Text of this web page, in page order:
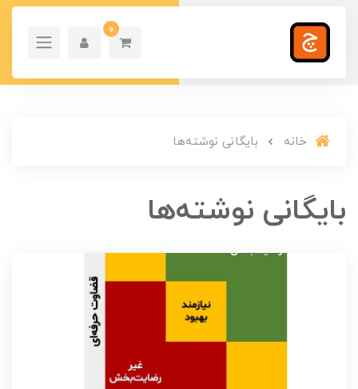
0
خانه بایگانی نوشته‌ها
بایگانی نوشته‌ها